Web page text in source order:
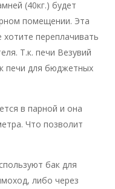
(40кг.) будет
помещении. Эта
переплачивать
Т.к. печи Везувий
печи для бюджетных
в парной и она
Что позволит
бак для
либо через